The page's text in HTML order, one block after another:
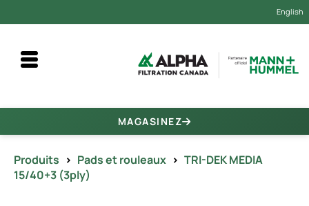
English
MAGASINEZ
Produits > Pads et rouleaux > TRI-DEK MEDIA
15/40+3 (3ply)